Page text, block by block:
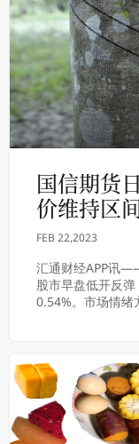
国信期货
价维持区
FEB 22,2023
汇通财经APP讯
股市早盘低开反
0.54%。市场情绪